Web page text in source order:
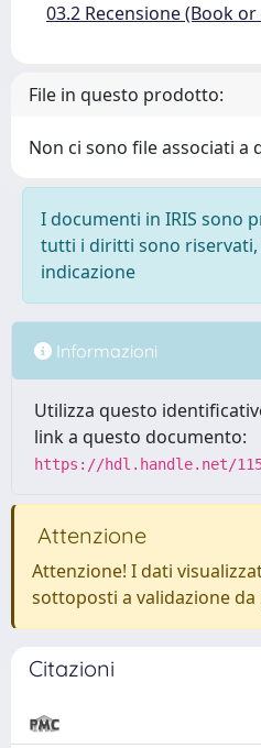
03.2 Recensione (Book
File in questo prodotto:
Non ci sono file associati a
I documenti in IRIS sono
tutti i diritti sono riservati,
indicazione
Informazioni
Utilizza questo
link a questo documento:
https://hdl.handle.net/
Attenzione
Attenzione! I dati
sottoposti a validazione
Citazioni